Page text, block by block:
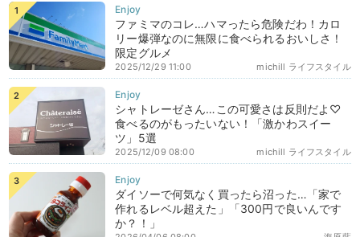
ファミマのコレ…ハマったら危険だわ！カロ
リー爆弾なのに無限に食べられるおいしさ！
限定グルメ
michill ライフスタイル
2025/12/29 11:00
シャトレーゼさん…この可愛さは反則だよ♡
食べるのがもったいない！「激かわスイー
ツ」5選
michill ライフスタイル
2025/12/09 08:00
ダイソーで何気なく買ったら沼った…「家で
作れるレベル超えた」「300円で良いんです
か？！」